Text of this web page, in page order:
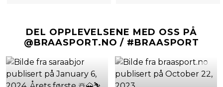
DEL OPPLEVELSENE MED OSS PÅ
@BRAASPORT.NO / #BRAASPORT